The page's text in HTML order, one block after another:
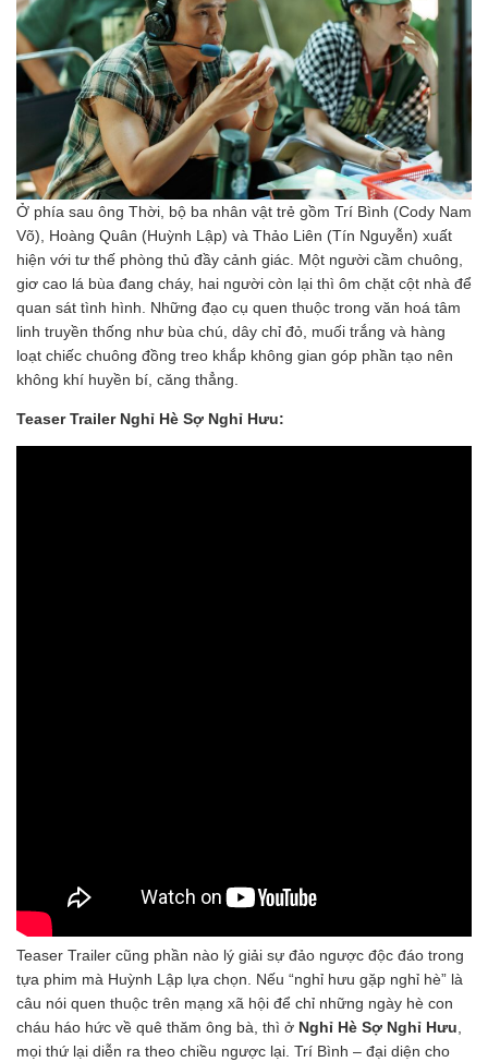
Ở phía sau ông Thời, bộ ba nhân vật trẻ gồm Trí Bình (Cody Nam
Võ), Hoàng Quân (Huỳnh Lập) và Thảo Liên (Tín Nguyễn) xuất
hiện với tư thế phòng thủ đầy cảnh giác. Một người cầm chuông,
giơ cao lá bùa đang cháy, hai người còn lại thì ôm chặt cột nhà để
quan sát tình hình. Những đạo cụ quen thuộc trong văn hoá tâm
linh truyền thống như bùa chú, dây chỉ đỏ, muối trắng và hàng
loạt chiếc chuông đồng treo khắp không gian góp phần tạo nên
không khí huyền bí, căng thẳng.
Teaser Trailer Nghỉ Hè Sợ Nghỉ Hưu:
Teaser Trailer cũng phần nào lý giải sự đảo ngược độc đáo trong
tựa phim mà Huỳnh Lập lựa chọn. Nếu “nghỉ hưu gặp nghỉ hè” là
câu nói quen thuộc trên mạng xã hội để chỉ những ngày hè con
cháu háo hức về quê thăm ông bà, thì ở Nghỉ Hè Sợ Nghỉ Hưu,
mọi thứ lại diễn ra theo chiều ngược lại. Trí Bình – đại diện cho